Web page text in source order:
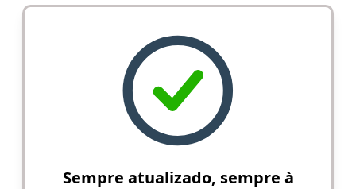
Sempre atualizado, sempre à